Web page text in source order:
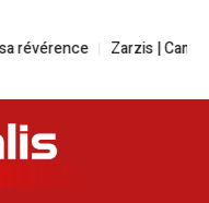
Zarzis |